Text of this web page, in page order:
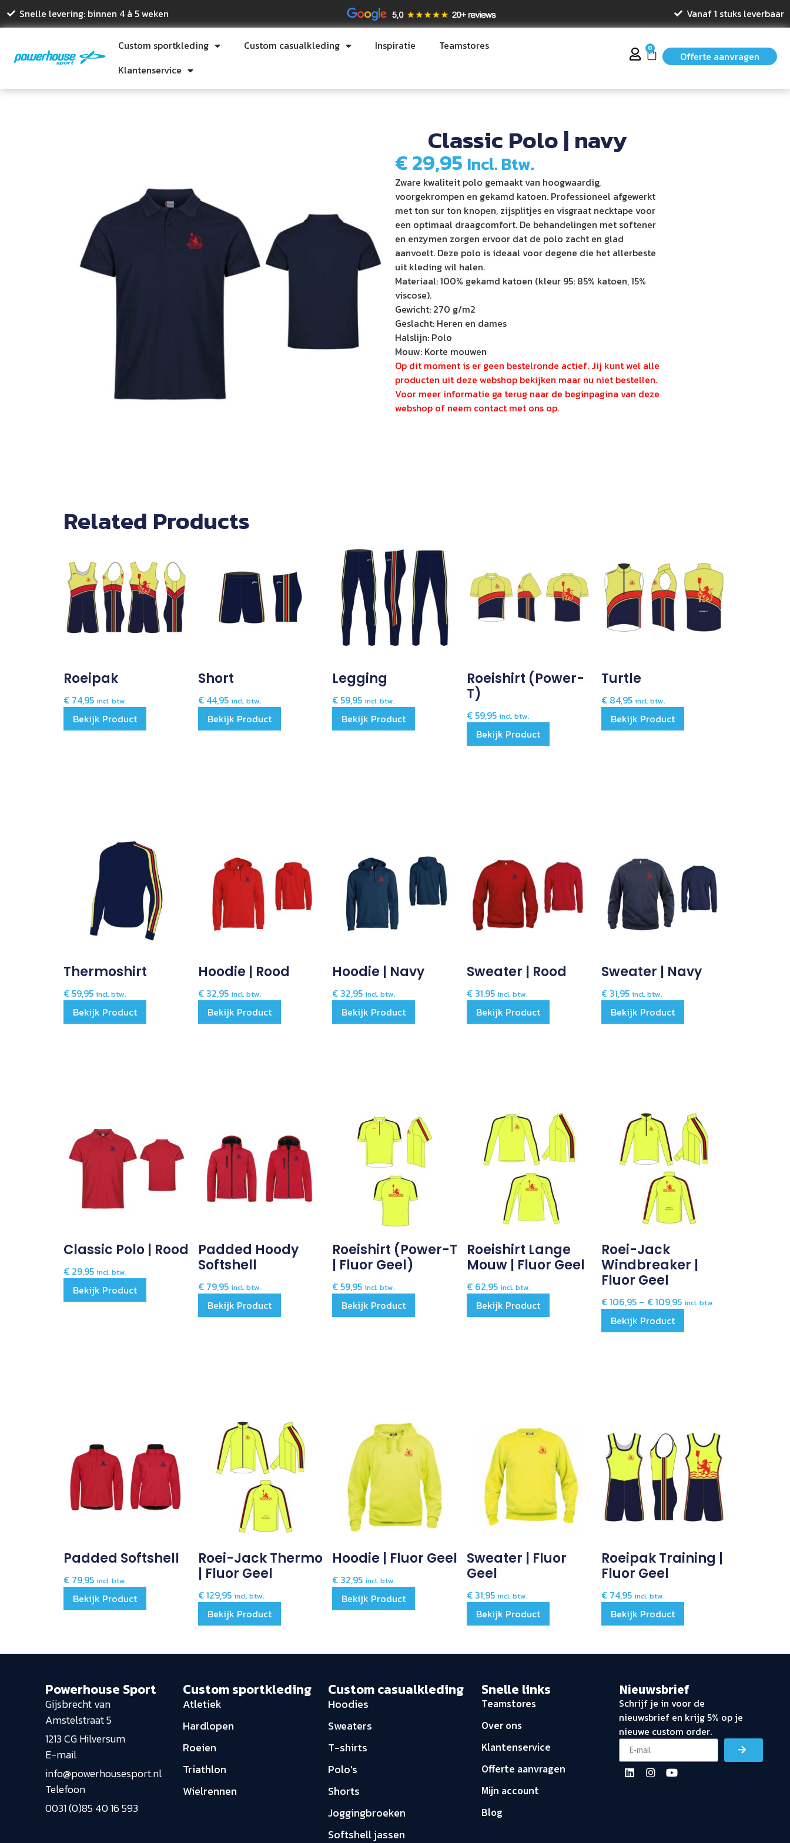
Snelle levering: binnen 4 à 5 weken Vanaf 1 stuks leverbaar
Custom sportkleding Custom casualkleding Inspiratie
Teamstores
Klantenservice
0
Offerte aanvragen
Classic Polo | navy
€29,95 Incl. Btw.
Zware kwaliteit polo gemaakt van hoogwaardig,
voorgekrompen en gekamd katoen. Professioneel afgewerkt
met ton sur ton knopen, zijsplitjes en visgraat necktape voor
een optimaal draagcomfort. De behandelingen met softener
en enzymen zorgen ervoor dat de polo zacht en glad
aanvoelt. Deze polo is ideaal voor degene die het allerbeste
uit kleding wil halen.
Materiaal: 100% gekamd katoen (kleur 95: 85% katoen, 15%
viscose).
Gewicht: 270 g/m2
Geslacht: Heren en dames
Halslijn: Polo
Mouw: Korte mouwen
Op dit moment is er geen bestelronde actief. Jij kunt wel alle
producten uit deze webshop bekijken maar nu niet bestellen.
Voor meer informatie ga terug naar de beginpagina van deze
webshop of neem contact met ons op.
Related Products
Roeipak
€74,95 incl. btw.
Bekijk Product
Short
€44,95 incl. btw.
Bekijk Product
Legging
€ 59,95 incl. btw.
Bekijk Product
Roeishirt (power-
T)
€ 59,95 incl. btw.
Bekijk Product
Turtle
€ 84,95 incl. btw.
Bekijk Product
Thermoshirt
€59,95 incl. btw.
Bekijk Product
Hoodie | Rood
€32,95 incl. btw.
Bekijk Product
Hoodie | Navy
€ 32,95 incl. btw.
Bekijk Product
Sweater | Rood
€ 31,95 incl. btw.
Bekijk Product
Sweater | Navy
€ 31,95 incl. btw.
Bekijk Product
Classic Polo | Rood
€29,95 incl. btw.
Bekijk Product
Padded Hoody
Softshell
€79,95 incl. btw.
Bekijk Product
Roeishirt (power-T
| Fluor Geel)
€ 59,95 incl. btw.
Bekijk Product
Roeishirt Lange
Mouw | Fluor Geel
€ 62,95 incl. btw.
Bekijk Product
Roei-Jack
Windbreaker |
Fluor Geel
€106,95 – €109,95 incl. btw.
Bekijk Product
Padded Softshell
€79,95 incl. btw.
Bekijk Product
Roei-Jack Thermo
| Fluor Geel
€129,95 incl. btw.
Bekijk Product
Hoodie | Fluor Geel
€ 32,95 incl. btw.
Bekijk Product
Sweater | Fluor
Geel
€ 31,95 incl. btw.
Bekijk Product
Roeipak Training |
Fluor Geel
€ 74,95 incl. btw.
Bekijk Product
Powerhouse Sport
Gijsbrecht van
Amstelstraat 5
1213 CG Hilversum
E-mail
info@powerhousesport.nl
Telefoon
0031 (0)85 40 16 593
Custom sportkleding
Atletiek
Hardlopen
Roeien
Triathlon
Wielrennen
Custom casualkleding
Hoodies
Sweaters
T-shirts
Polo's
Shorts
Joggingbroeken
Softshell jassen
Snelle links
Teamstores
Over ons
Klantenservice
Offerte aanvragen
Mijn account
Blog
Nieuwsbrief
Schrijf je in voor de
nieuwsbrief en krijg 5% op je
nieuwe custom order.